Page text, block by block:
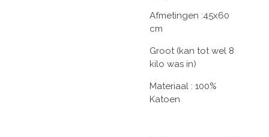
Afmetingen :45x60
cm
Groot (kan tot wel 8
kilo was in)
Materiaal : 100%
Katoen